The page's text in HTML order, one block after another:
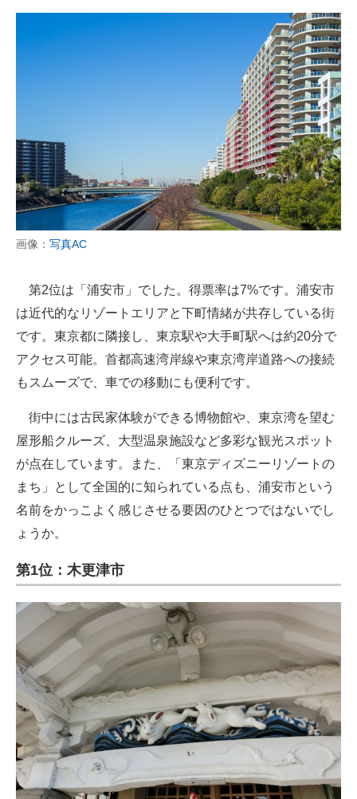
画像： 写真AC
第2位は「浦安市」でした。得票率は7%です。浦安市
は近代的なリゾートエリアと下町情緒が共存している街
です。東京都に隣接し、東京駅や大手町駅へは約20分で
アクセス可能。首都高速湾岸線や東京湾岸道路への接続
もスムーズで、車での移動にも便利です。
街中には古民家体験ができる博物館や、東京湾を望む
屋形船クルーズ、大型温泉施設など多彩な観光スポット
が点在しています。また、「東京ディズニーリゾートの
まち」として全国的に知られている点も、浦安市という
名前をかっこよく感じさせる要因のひとつではないでし
ょうか。
第1位：木更津市